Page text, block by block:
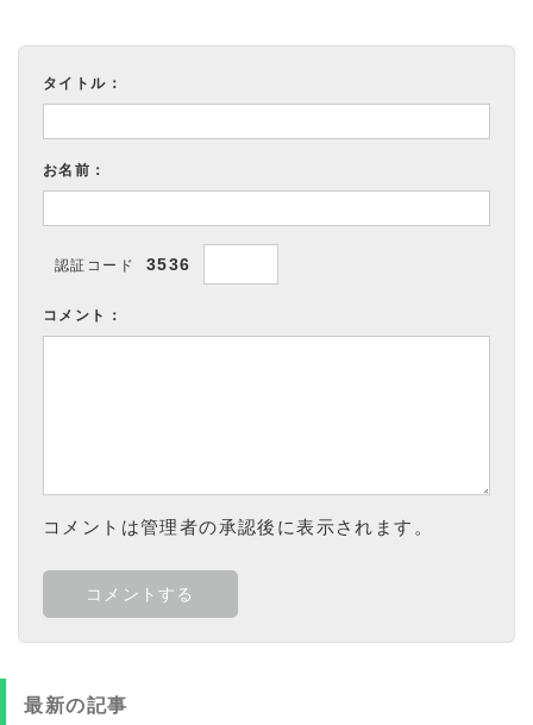
タイトル：
お名前：
認証コード 3536
コメント：
コメントは管理者の承認後に表示されます。
最新の記事